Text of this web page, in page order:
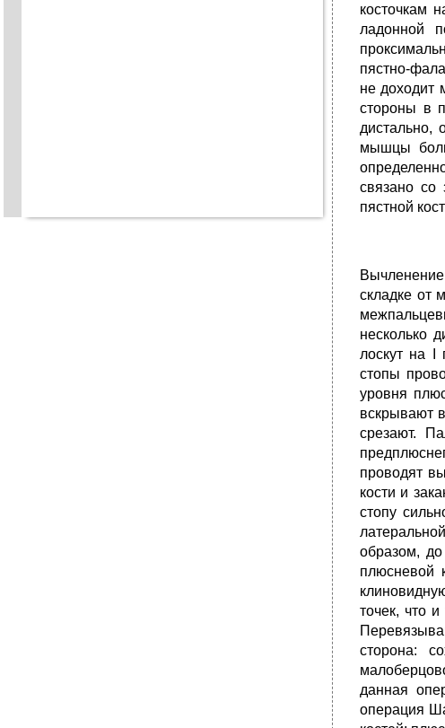
косточкам
ладонной
пястно-
не доходит
стороны в
дистально,
мышцы
связано со
пястной
складке от
несколько
лоскут на I
стопы
уровня
вскрывают
срезают.
проводят
кости и
стопу
образом,
плюсневой
точек, что
сторона:
данная
операция